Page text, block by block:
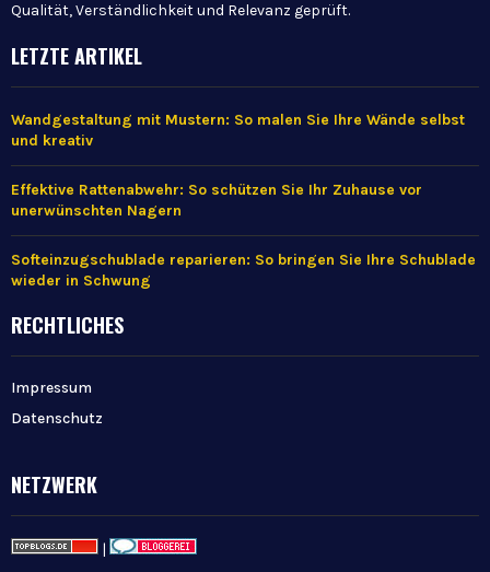
Qualität, Verständlichkeit und Relevanz geprüft.
LETZTE ARTIKEL
Wandgestaltung mit Mustern: So malen Sie Ihre Wände selbst
und kreativ
Effektive Rattenabwehr: So schützen Sie Ihr Zuhause vor
unerwünschten Nagern
Softeinzugschublade reparieren: So bringen Sie Ihre Schublade
wieder in Schwung
RECHTLICHES
Impressum
Datenschutz
NETZWERK
|